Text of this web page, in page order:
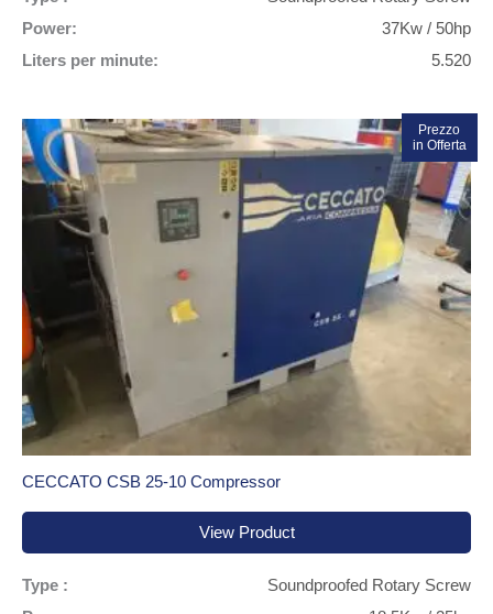
Power:
37Kw / 50hp
Liters per minute:
5.520
Sale!
Prezzo
in Offerta
CECCATO CSB 25-10 Compressor
View Product
Type :
Soundproofed Rotary Screw